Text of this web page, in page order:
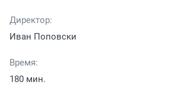
Директор:
Иван Поповски
Время:
180 мин.